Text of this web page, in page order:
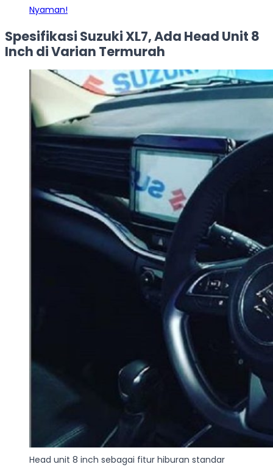
Nyaman!
Spesifikasi Suzuki XL7, Ada Head Unit 8
Inch di Varian Termurah
Head unit 8 inch sebagai fitur hiburan standar